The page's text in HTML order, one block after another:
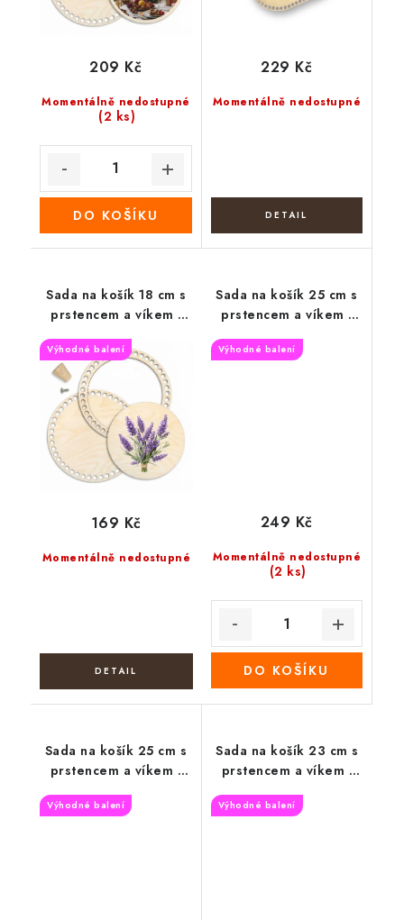
Momentálně nedostupné
(2 ks)
209 Kč
DO KOŠÍKU
Momentálně nedostupné
229 Kč
Sada na košík 18 cm s
prstencem a víkem -
Výhodné balení
Momentálně nedostupné
169 Kč
Sada na košík 25 cm s
prstencem a víkem -
Výhodné balení
Momentálně nedostupné
(2 ks)
249 Kč
DO KOŠÍKU
Sada na košík 25 cm s
prstencem a víkem -
Kytice levandule
Výhodné balení
Sada na košík 23 cm s
prstencem a víkem -
Vánoční pečeť
Výhodné balení